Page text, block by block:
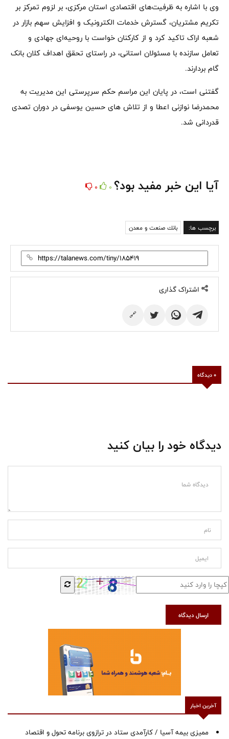
وی با اشاره به ظرفیت‌های اقتصادی استان مرکزی، بر لزوم تمرکز بر
تکریم مشتریان، گسترش خدمات الکترونیک و افزایش سهم بازار در
شعبه اراک تاکید کرد و از کارکنان خواست با روحیه‌ای جهادی و
تعامل سازنده با مسئولان استانی، در راستای تحقق اهداف کلان بانک
گام بردارند.
گفتنی است، در پایان این مراسم حکم سرپرستی این مدیریت به
محمدرضا نوازنی اعطا و از تلاش های حسین یوسفی در دوران تصدی
قدردانی شد.
آیا این خبر مفید بود؟ 0
0
برچسب ها: بانك صنعت و معدن
اشتراک گذاری
🔗
0 دیدگاه
دیدگاه خود را بیان کنید
ارسال دیدگاه
آخرین اخبار
ممیزی بیمه آسیا / کارآمدی ستاد در ترازوی برنامه تحول و اقتصاد